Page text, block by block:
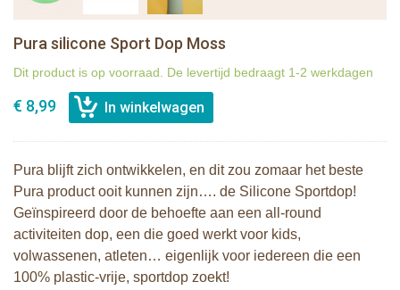
Pura silicone Sport Dop Moss
Dit product is op voorraad. De levertijd bedraagt 1-2 werkdagen
€ 8,99
Pura blijft zich ontwikkelen, en dit zou zomaar het beste
Pura product ooit kunnen zijn…. de Silicone Sportdop!
Geïnspireerd door de behoefte aan een all-round
activiteiten dop, een die goed werkt voor kids,
volwassenen, atleten… eigenlijk voor iedereen die een
100% plastic-vrije, sportdop zoekt!